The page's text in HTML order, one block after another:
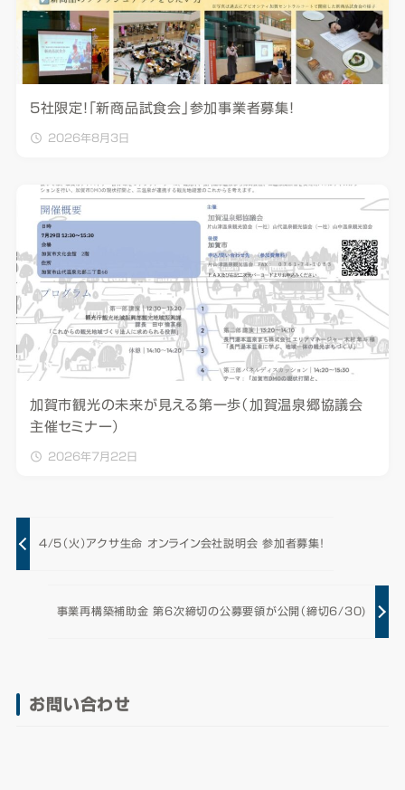
5社限定！「新商品試食会」参加事業者募集！
2026年8月3日
加賀市観光の未来が見える第一歩（加賀温泉郷協議会
主催セミナー）
2026年7月22日
4/5（火）アクサ生命 オンライン会社説明会 参加者募集！
事業再構築補助金 第6次締切の公募要領が公開（締切6/30)
お問い合わせ